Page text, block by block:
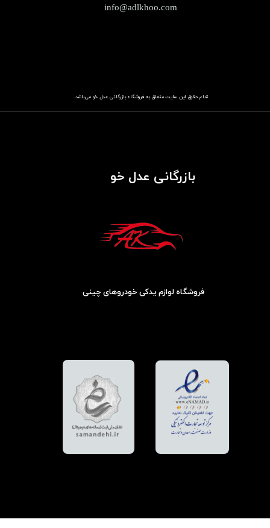
تمام حقوق این سایت متعلق به فروشگاهباز​​​​​​​رگانی عدل خو می‌باشد.
info@adlkhoo.com
بازرگانی عدل خو
فروشگاه لوازم یدکی خودروهای چینی